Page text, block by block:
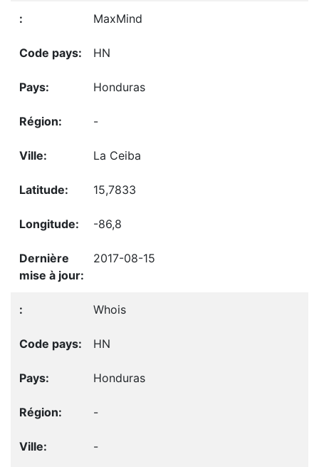
MaxMind
HN
Honduras
-
La Ceiba
15,7833
-86,8
2017-08-15
Whois
HN
Honduras
-
-